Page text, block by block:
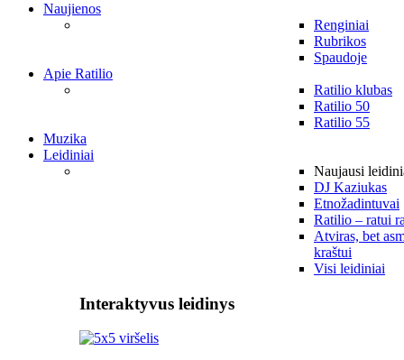
Naujienos
Renginiai
Rubrikos
Spaudoje
Apie Ratilio
Ratilio klubas
Ratilio 50
Ratilio 55
Muzika
Leidiniai
Naujausi
DJ Kaziukas
Etnožadintuvai
Ratilio – ratui
Atviras, bet
kraštui
Visi leidiniai
Interaktyvus leidinys